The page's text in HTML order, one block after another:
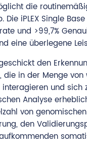
die
Die iPLEX Single
und >99,7%
eine überlegene
den
die in der Menge
und sich
Analyse
von
den